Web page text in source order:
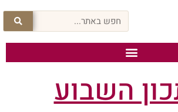
השבוע